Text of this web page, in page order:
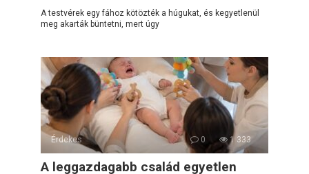
A testvérek egy fához kötözték a húgukat, és kegyetlenül
meg akarták büntetni, mert úgy
Érdekes 0 1 333
A leggazdagabb család egyetlen